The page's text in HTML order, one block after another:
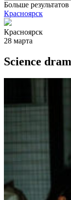
Больше результатов
Красноярск
Красноярск
28 марта
Science